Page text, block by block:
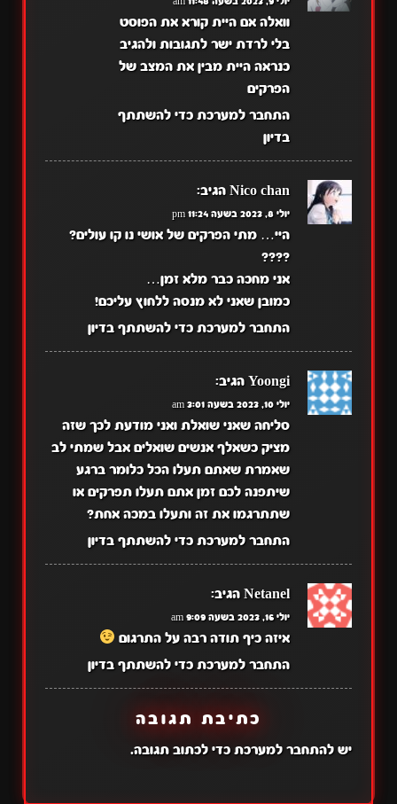
וואלה אם היית קורא את הפוסט
בלי לרדת ישר לתגובות ולהגיב
כנראה היית מבין את המצב של
הפרקים
התחבר למערכת כדי להשתתף
בדיון
Nico chan הגיב:
יולי 8, 2023 בשעה 11:24 pm
היי… מתי הפרקים של אושי נו קו עולים?
????
אני מחכה כבר מלא זמן…
כמובן שאני לא מנסה ללחוץ עליכם!
התחבר למערכת כדי להשתתף בדיון
Yoongi הגיב:
יולי 10, 2023 בשעה 3:01 am
סליחה שאני שואלת ואני מודעת לכך שזה
מציק כשאלף אנשים שואלים אבל שמתי לב
שאמרת שאתם תעלו הכל כלומר ברגע
שיתפנה לכם זמן אתם תעלו תפרקים או
שתתרגמו את זה ותעלו במכה אחת?
התחבר למערכת כדי להשתתף בדיון
Netanel הגיב:
יולי 16, 2023 בשעה 9:09 am
איזה כיף תודה רבה על התרגום
התחבר למערכת כדי להשתתף בדיון
כתיבת תגובה
יש להתחבר למערכתכדי לכתוב תגובה.